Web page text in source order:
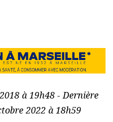
à 19h48 - Dernière
2022 à 18h59